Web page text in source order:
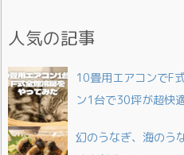
人気の記事
10畳用エアコンでF
ン1台で30坪が超快
幻のうなぎ、海のう